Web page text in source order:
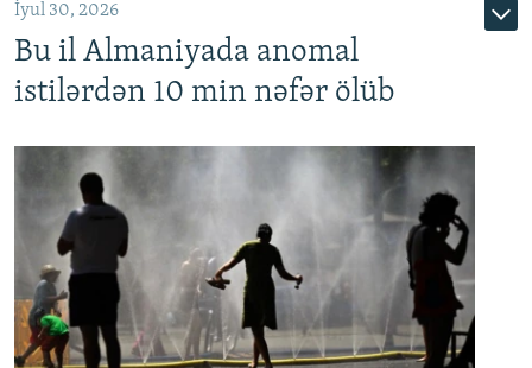
İyul 30, 2026
Bu il Almaniyada anomal
istilərdən 10 min nəfər ölüb